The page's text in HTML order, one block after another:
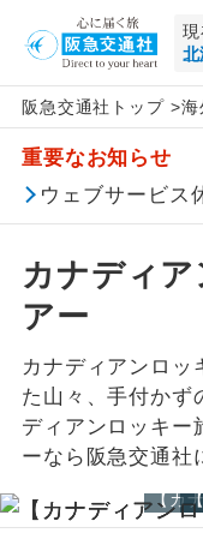
阪急交通社トップ >海
重要なお知らせ
ウェブサービス
カナディ
アー
カナディアンロッ
た山々、手付かず
ディアンロッキー
ーなら阪急交通社
【カ
北海道
北海道すべて
帯広
函館
小樽港
北米
カナダすべて
ナイアガラ
モントリオ
イエローナ
この月をすべて選
年月
年月
日 月
旅行タイプ
家族旅行
ハネムーン
長期滞在
周遊
エコノミー
プレミアムエ
ファースト
トラピックス
クリスタルハー
フレンドツアー
ロイヤルコレ
その他
催行確定
1名催行